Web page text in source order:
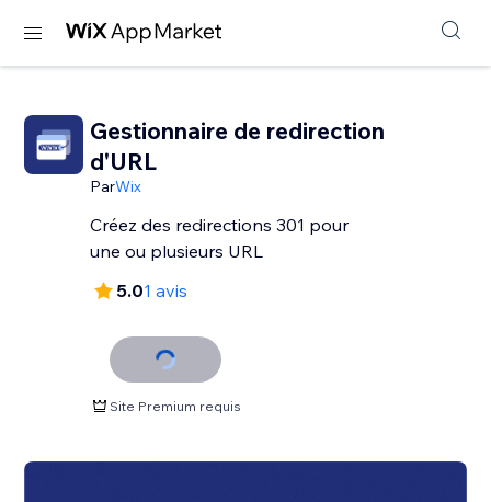
Gestionnaire de redirection
d'URL
ParWix
Créez des redirections 301 pour
une ou plusieurs URL
5.01 avis
Site Premium requis